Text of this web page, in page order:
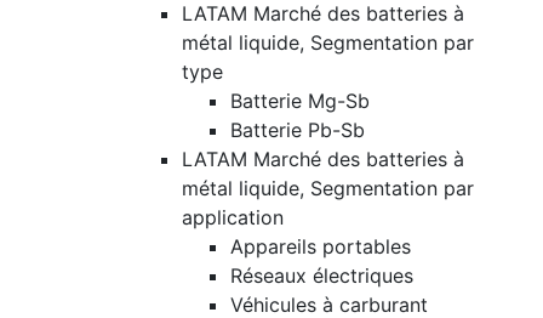
LATAM Marché des batteries à
métal liquide, Segmentation par
type
Batterie Mg-Sb
Batterie Pb-Sb
LATAM Marché des batteries à
métal liquide, Segmentation par
application
Appareils portables
Réseaux électriques
Véhicules à carburant